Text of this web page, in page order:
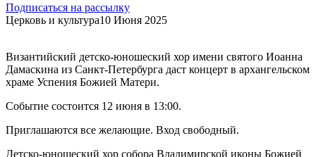
Подписаться на рассылку
Церковь и культура10 Июня 2025
Византийский детско-юношеский хор имени святого Иоанна
Дамаскина из Санкт-Петербурга даст концерт в архангельском
храме Успения Божией Матери.
Событие состоится 12 июня в 13:00.
Приглашаются все желающие. Вход свободный.
Детско-юношеский хор собора Владимирской иконы Божией